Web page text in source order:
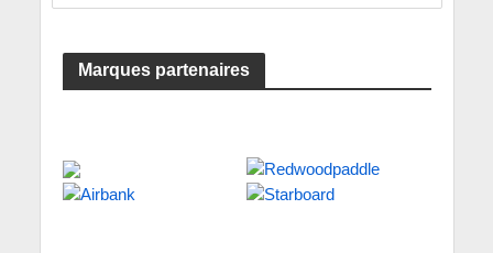
Marques partenaires